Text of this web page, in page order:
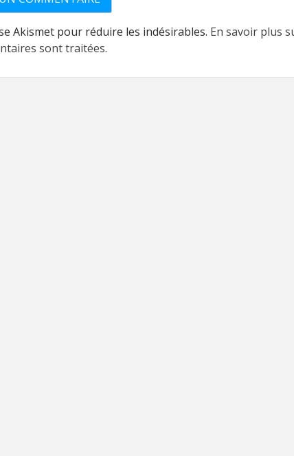
Akismet pour réduire les indésirables. En savoir plus
sont traitées.